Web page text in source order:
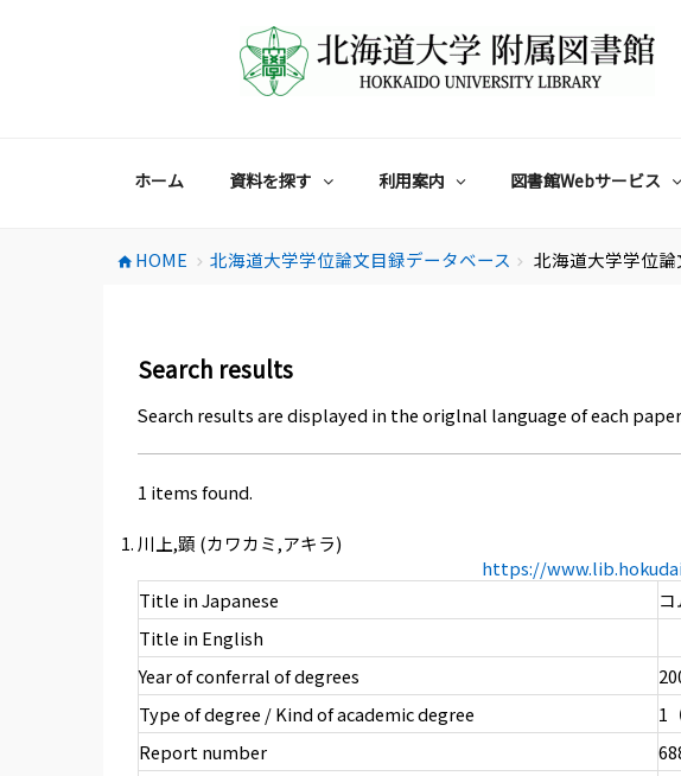
ホーム 資料を探す 利用案内 図書館Webサービス
home HOME chevron_right 北海道大学学位論文目録データベース chevron_right 北海道大学学位
Search results
Search results are displayed in the origlnal language of each
1 items found.
川上,顕 (カワカミ,アキラ)
https://
Title in Japanese
Title in English
Year of conferral of degrees
Type of degree / Kind of academic degree
1
Report number